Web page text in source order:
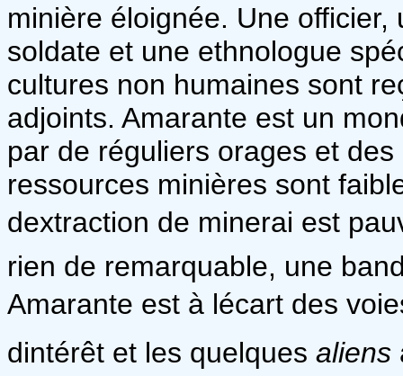
minière éloignée. Une
soldate et une ethnologue
cultures non humaines sont
adjoints. Amarante est un
par de réguliers orages et
ressources minières sont
dextraction de minerai est
rien de remarquable, une
Amarante est à lécart des
dintérêt et les quelques aliens